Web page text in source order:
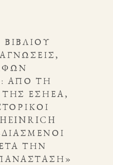
ΑΠΌ ΤΗ
ΕΣΗΕΑ,
ΤΗΝ